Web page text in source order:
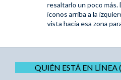
resaltarlo un poco
iconos arriba a la
vista hacia esa zona
QUIÉN ESTÁ EN LÍNEA